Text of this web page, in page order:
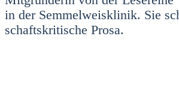
in der Sem­mel­weis­kli­nik. Sie
schafts­kri­ti­sche Pro­sa.